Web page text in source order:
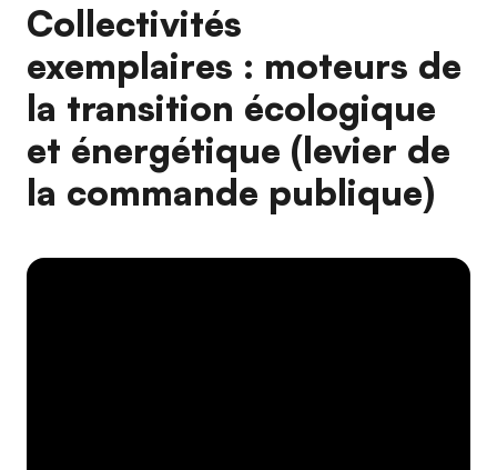
Collectivités
exemplaires : moteurs de
la transition écologique
et énergétique (levier de
la commande publique)